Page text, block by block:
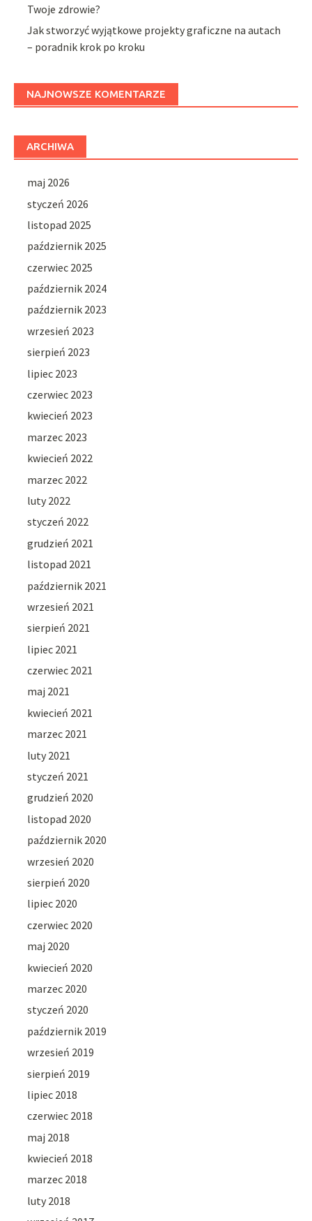
Twoje zdrowie?
Jak stworzyć wyjątkowe projekty graficzne na autach
– poradnik krok po kroku
NAJNOWSZE KOMENTARZE
ARCHIWA
maj 2026
styczeń 2026
listopad 2025
październik 2025
czerwiec 2025
październik 2024
październik 2023
wrzesień 2023
sierpień 2023
lipiec 2023
czerwiec 2023
kwiecień 2023
marzec 2023
kwiecień 2022
marzec 2022
luty 2022
styczeń 2022
grudzień 2021
listopad 2021
październik 2021
wrzesień 2021
sierpień 2021
lipiec 2021
czerwiec 2021
maj 2021
kwiecień 2021
marzec 2021
luty 2021
styczeń 2021
grudzień 2020
listopad 2020
październik 2020
wrzesień 2020
sierpień 2020
lipiec 2020
czerwiec 2020
maj 2020
kwiecień 2020
marzec 2020
styczeń 2020
październik 2019
wrzesień 2019
sierpień 2019
lipiec 2018
czerwiec 2018
maj 2018
kwiecień 2018
marzec 2018
luty 2018